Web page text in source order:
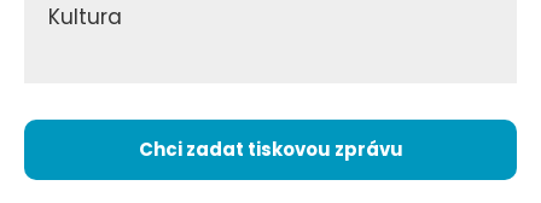
Kultura
Chci zadat tiskovou zprávu